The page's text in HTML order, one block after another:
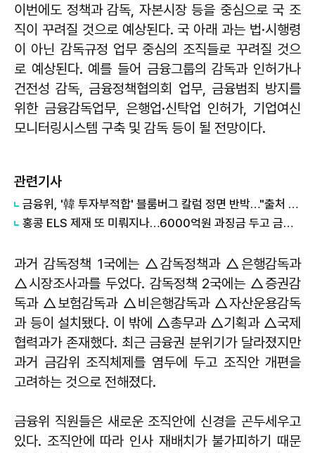
이번에도 정책과 감독, 자본시장 등을 중심으로 국 조
직이 꾸려질 것으로 예상된다. 국 아래 과는 법·시행령
이 아닌 감독규정 업무 중심의 조직들로 꾸려질 것으
로 예상된다. 예를 들어 금융그룹의 감독과 인허가나
건전성 감독, 금융정책협의회 업무, 금융범죄 방지를
위한 금융감독업무, 은행업·신탁업 인허가, 기업여신
모니터링시스템 구축 및 감독 등이 될 전망이다.
관련기사
금융위, '韓 투자부적합' 블룸버그 칼럼 정면 반박…"출처 불명 통계 인용"
홍콩 ELS 제재 또 미뤄지나…6000억원 과징금 두고 금융위 고심
과거 감독정책 1국에는 △감독정책과 △은행감독과
△시장조사과를 두었다. 감독정책 2국에는 △증권감
독과 △보험감독과 △비은행감독과 △자산운용감독
과 등이 설치됐다. 이 밖에 △총무과 △기획과 △국제
협력과가 존재했다. 최근 금융권 분위기가 달라졌지만
과거 금감위 조직체제를 염두에 두고 조직안 개편을
고려하는 것으로 전해졌다.
금융위 직원들은 새로운 조직안에 신경을 곤두세우고
있다. 조직안에 따라 인사 재배치가 불가피하기 때문